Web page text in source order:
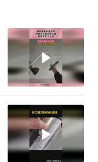
2026》歌王